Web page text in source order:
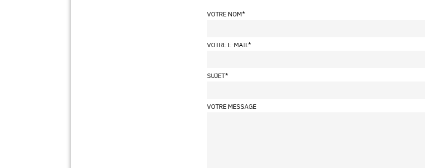
VOTRE NOM*
VOTRE E-MAIL*
SUJET*
VOTRE MESSAGE